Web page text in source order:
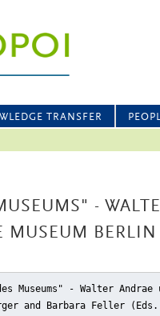
TRANSFER
-
MUSEUM BERLIN
Museums" - Walter Andrae
and Barbara Feller